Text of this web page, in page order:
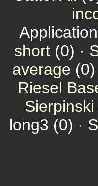
short (0) ·
average (0)
Riesel
long3 (0) ·